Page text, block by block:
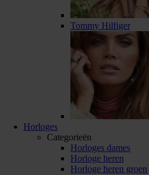
Tommy Hilfiger
Horloges
Categorieën
Horloges dames
Horloge heren
Horloge heren groen